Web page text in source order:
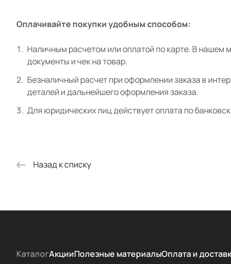
Оплачивайте покупки удобным способом:
Наличным расчетом или оплатой по карте. В нашем
документы и чек на товар.
Безналичный расчет при оформлении заказа в
деталей и дальнейшего оформления заказа.
Для юридических лиц действует оплата по
Назад к списку
КаталогАкцииПолезные материалыОплата и